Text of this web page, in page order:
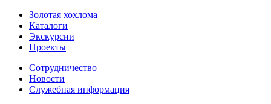
Золотая хохлома
Каталоги
Экскурсии
Проекты
Сотрудничество
Новости
Служебная информация